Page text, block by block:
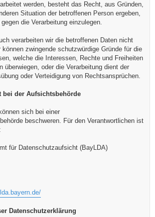
werden, besteht das Recht, aus Gründen,
Situation der betroffenen Person ergeben,
die Verarbeitung einzulegen.
verarbeiten wir die betroffenen Daten nicht
zwingende schutzwürdige Gründe für die
welche die Interessen, Rechte und Freiheiten
überwiegen, oder die Verarbeitung dient der
oder Verteidigung von Rechtsansprüchen.
bei der Aufsichtsbehörde
sich bei einer
beschweren. Für den Verantwortlichen ist
für Datenschutzaufsicht (BayLDA)
Datenschutzerklärung